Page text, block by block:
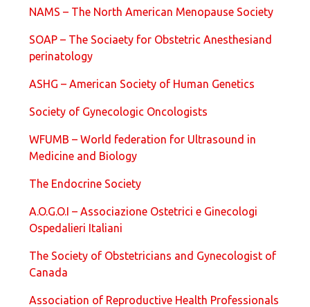
NAMS – The North American Menopause Society
SOAP – The Sociaety for Obstetric Anesthesiand
perinatology
ASHG – American Society of Human Genetics
Society of Gynecologic Oncologists
WFUMB – World federation for Ultrasound in
Medicine and Biology
The Endocrine Society
A.O.G.O.I – Associazione Ostetrici e Ginecologi
Ospedalieri Italiani
The Society of Obstetricians and Gynecologist of
Canada
Association of Reproductive Health Professionals